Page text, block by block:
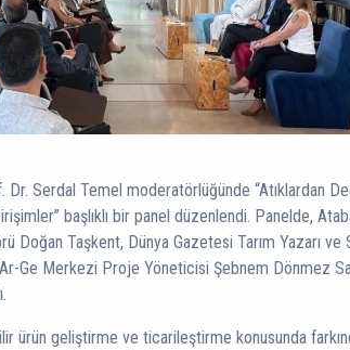
Dr. Serdal Temel moderatörlüğünde “Atıklardan
başlıklı bir panel düzenlendi. Panelde,
Doğan Taşkent, Dünya Gazetesi Tarım Yazarı
Ge Merkezi Proje Yöneticisi Şebnem Dönmez
ürün geliştirme ve ticarileştirme konusunda